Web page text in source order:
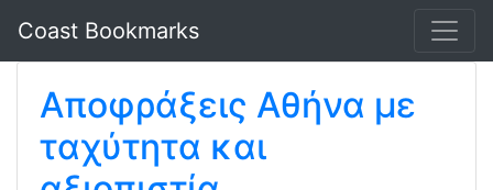
Coast Bookmarks
Αποφράξεις Αθήνα με
ταχύτητα και